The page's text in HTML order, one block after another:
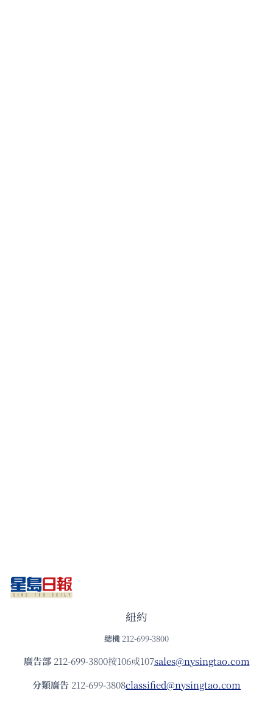
紐約
總機 212-699-3800
廣告部212-699-3800按106或107sales@nysingtao.com
分類廣告 212-699-3808classified@nysingtao.com